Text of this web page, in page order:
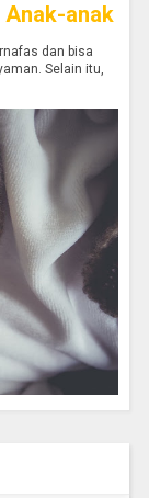
Anak-anak
dan bisa
Selain itu,